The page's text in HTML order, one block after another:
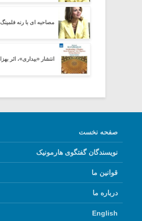
مصاحبه ای با رنه فلمینگ
انتشار «بیداری»، اثر
صفحه نخست
نویسندگان گفتگوی هارمونیک
قوانین ما
درباره ما
English